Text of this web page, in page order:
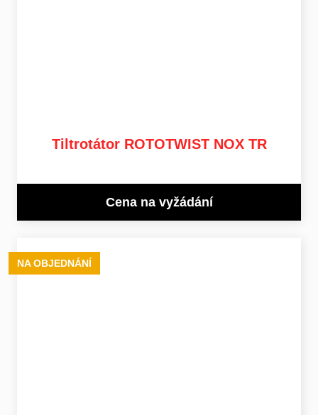
Tiltrotátor ROTOTWIST NOX TR
Cena na vyžádání
NA OBJEDNÁNÍ